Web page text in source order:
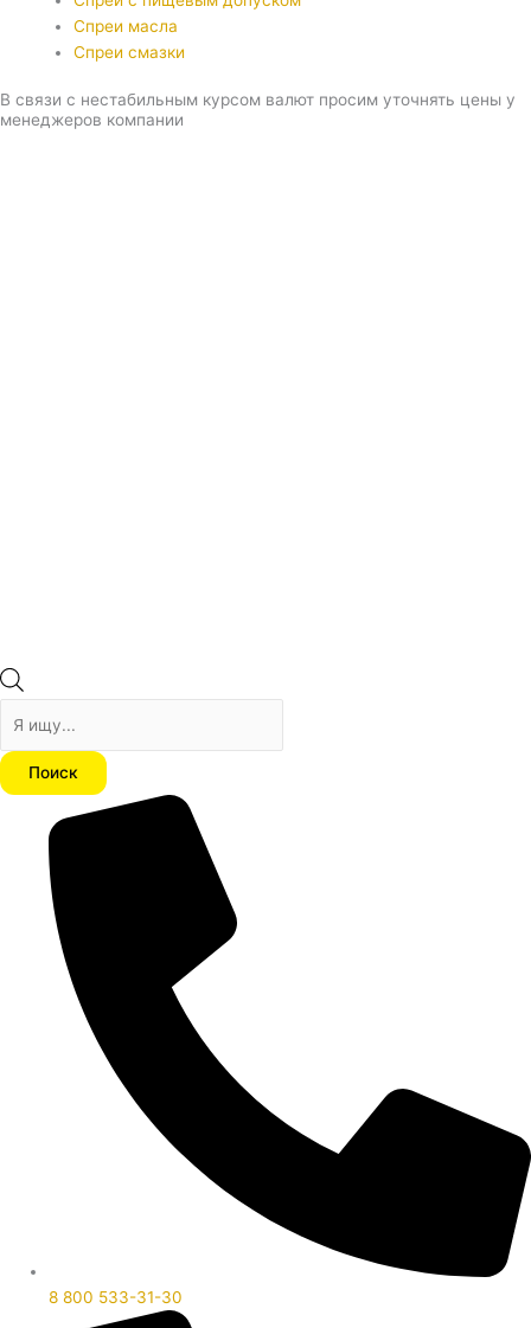
Спреи масла
Спреи смазки
В связи с нестабильным курсом валют просим уточнять цены у
менеджеров компании
Поиск
8 800 533-31-30